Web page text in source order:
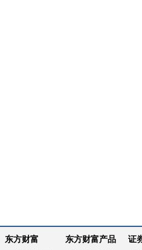
东方财富 东方财富产品 证